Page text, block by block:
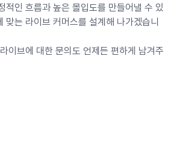
적인 흐름과 높은 몰입도를 만들어낼 수 있
맞는 라이브 커머스를 설계해 나가겠습니
이브에 대한 문의도 언제든 편하게 남겨주